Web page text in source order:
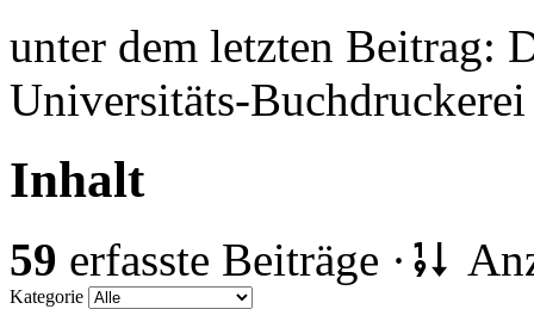
unter dem letzten Beitrag:
Universitäts-
Inhalt
59 erfasste Beiträge ·
Kategorie